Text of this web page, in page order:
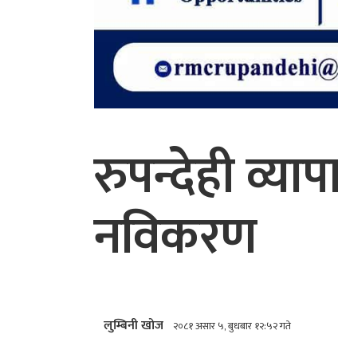
रुपन्देही
नविकरण
लुम्बिनी खोज २०८१ असार ५, बुधबार १२:५२ गते